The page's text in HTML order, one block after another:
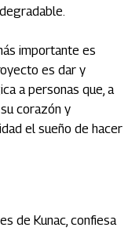
importante es
es dar y
a personas que, a
corazón y
el sueño de hacer
de Kunac, confiesa